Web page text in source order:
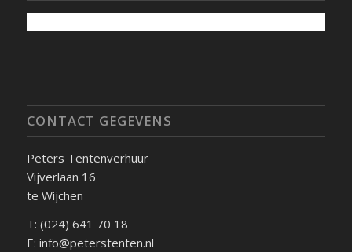
CONTACT GEGEVENS
Peters Tentenverhuur
Vijverlaan 16
te Wijchen
T: (024) 641 70 18
E: info@peterstenten.nl